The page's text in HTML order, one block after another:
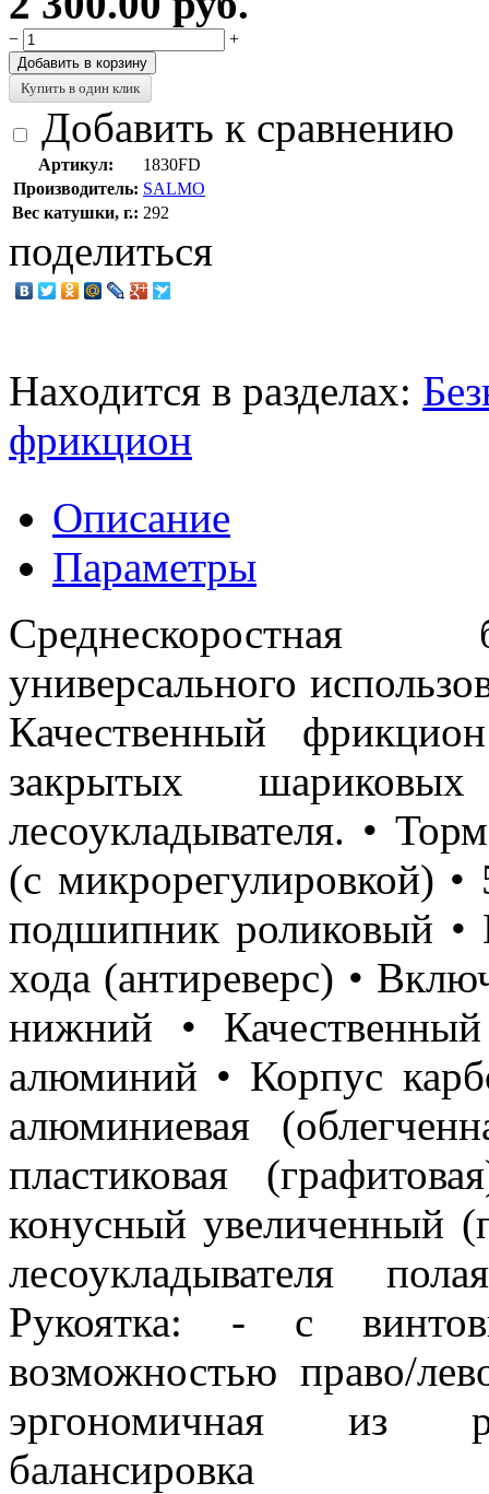
− +
Добавить в корзину
Купить в один клик
Добавить к сравнению
Артикул:
1830FD
Производитель: SALMO
Вес катушки, г.: 292
поделиться
Находится в разделах:
фрикцион
Описание
Параметры
Среднескоростная
универсального
Качественный
закрытых
лесоукладывателя. •
(с микрорегулировкой)
подшипник роликовый •
хода (антиреверс) •
нижний •
алюминий • Корпус
алюминиевая
пластиковая
конусный увеличенный
лесоукладывателя
Рукоятка: - с
возможностью право/
эргономичная из
балансировка